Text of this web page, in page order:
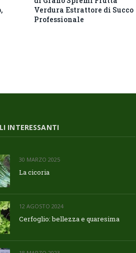
Verdura Estrattore di Succo
Professionale
INTERESSANTI
30 MARZO 2025
La cicoria
12 AGOSTO 2024
Cerfoglio: bellezza e quaresima